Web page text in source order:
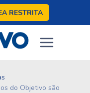
RESTRITA
do Objetivo são